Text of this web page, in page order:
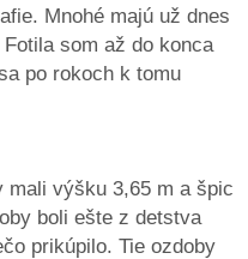
Mnohé majú už dnes
som až do konca
po rokoch k tomu
výšku 3,65 m a špic
boli ešte z detstva
prikúpilo. Tie ozdoby